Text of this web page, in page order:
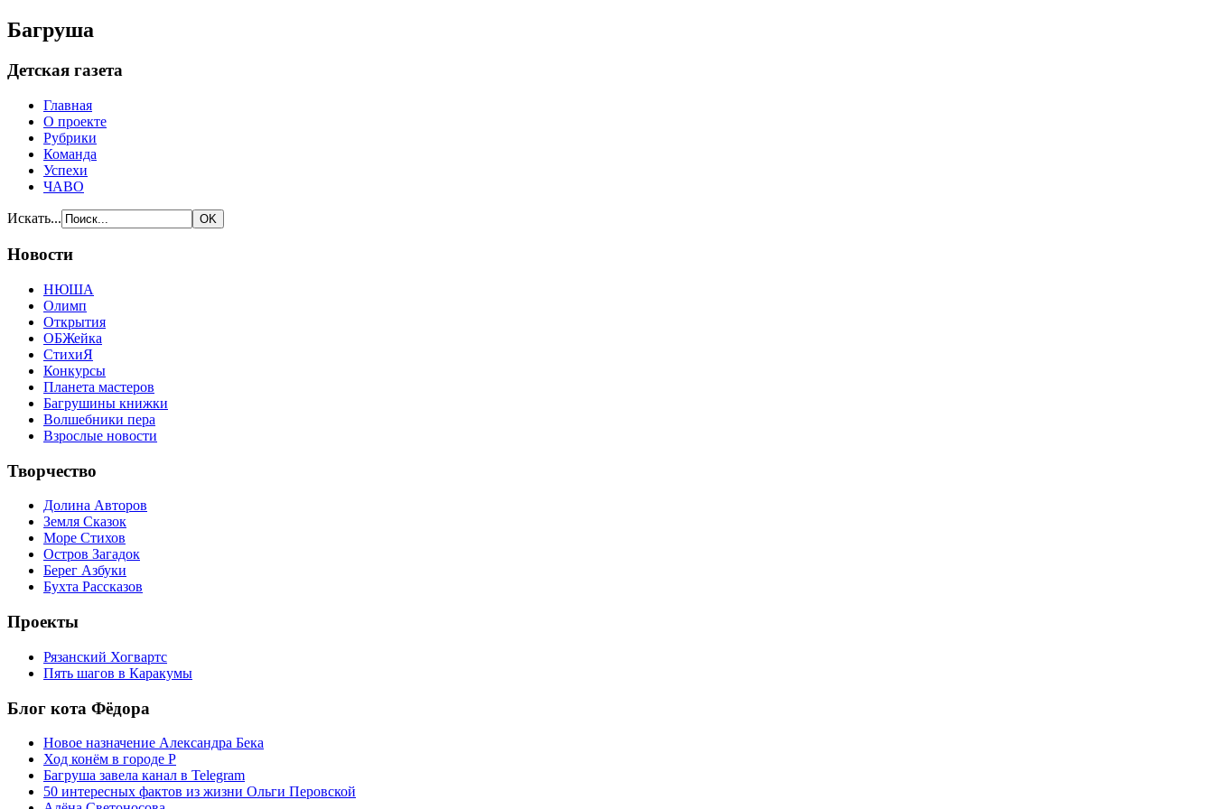
Багруша
Детская газета
Главная
О проекте
Рубрики
Команда
Успехи
ЧАВО
Искать...
Новости
НЮША
Олимп
Открытия
ОБЖейка
СтихиЯ
Конкурсы
Планета мастеров
Багрушины книжки
Волшебники пера
Взрослые новости
Творчество
Долина Авторов
Земля Сказок
Море Стихов
Остров Загадок
Берег Азбуки
Бухта Рассказов
Проекты
Рязанский Хогвартс
Пять шагов в Каракумы
Блог кота Фёдора
Новое назначение Александра Бека
Ход конём в городе Р
Багруша завела канал в Telegram
50 интересных фактов из жизни Ольги Перовской